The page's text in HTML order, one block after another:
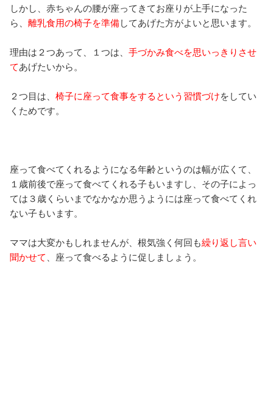
しかし、赤ちゃんの腰が座ってきてお座りが上手になった
ら、 離乳食用の椅子を準備してあげた方がよいと思います。
理由は２つあって、１つは、 手づかみ食べを思いっきりさせ
てあげたいから。
２つ目は、 椅子に座って食事をするという習慣づけをしてい
くためです。
座って食べてくれるようになる年齢というのは幅が広くて、
１歳前後で座って食べてくれる子もいますし、その子によっ
ては３歳くらいまでなかなか思うようには座って食べてくれ
ない子もいます。
ママは大変かもしれませんが、根気強く何回も繰り返し言い
聞かせて
、座って食べるように促しましょう。